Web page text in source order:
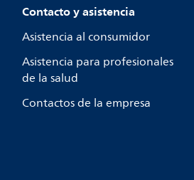
Contacto y asistencia
Asistencia al consumidor
Asistencia para profesionales
de la salud
Contactos de la empresa